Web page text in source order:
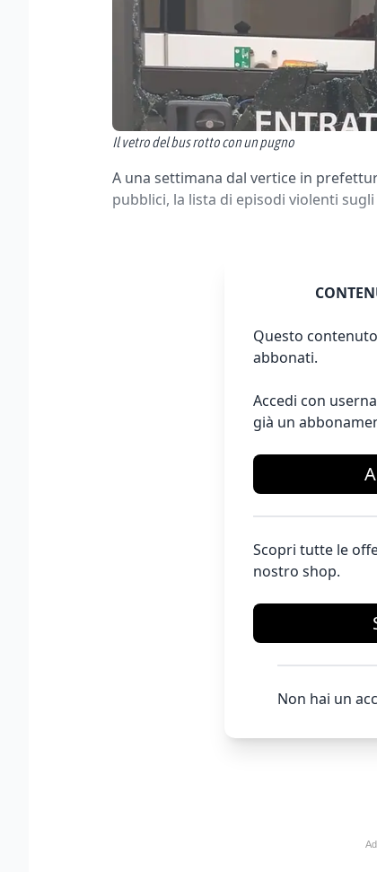
Il vetro del bus rotto con un pugno
A una settimana dal vertice in
pubblici, la lista di episodi violenti
Questo
abbonati.
Accedi con
già un
Scopri tutte le
nostro shop.
Non hai un